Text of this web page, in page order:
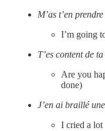
M’as t’en
I’m going
T’es content de
Are you
done)
J’en ai braillé
I cried a lot